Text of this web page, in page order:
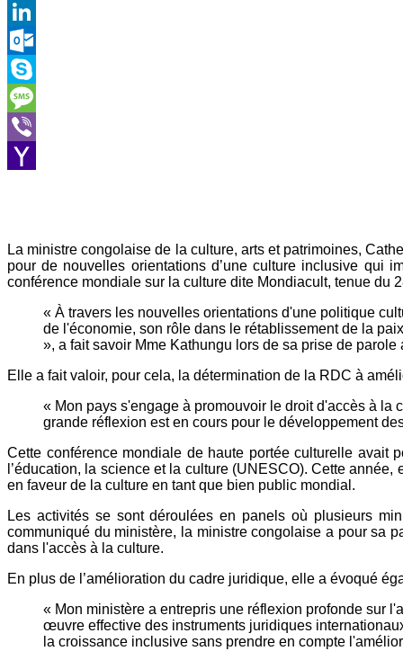
Gmail
LinkedIn
Outlook.com
Skype
Message
Viber
La ministre congolaise de la culture, arts et patrimoines,
pour de nouvelles orientations d’une culture inclusive qui
conférence mondiale sur la culture dite Mondiacult, tenue du
« À travers les nouvelles orientations d'une politique
de l'économie, son rôle dans le rétablissement de la
», a fait savoir Mme Kathungu lors de sa prise de parole
Elle a fait valoir, pour cela, la détermination de la RDC à
« Mon pays s'engage à promouvoir le droit d'accès à
grande réflexion est en cours pour le développement
Cette conférence mondiale de haute portée culturelle avait
l’éducation, la science et la culture (UNESCO). Cette
en faveur de la culture en tant que bien public mondial.
Les activités se sont déroulées en panels où plusieurs
communiqué du ministère, la ministre congolaise a pour sa
dans l'accès à la culture.
En plus de l’amélioration du cadre juridique, elle a évoqué
« Mon ministère a entrepris une réflexion profonde sur
œuvre effective des instruments juridiques
la croissance inclusive sans prendre en compte